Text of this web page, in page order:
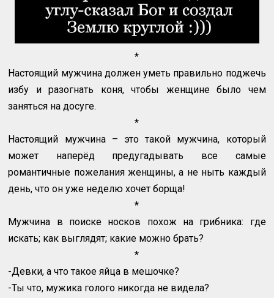
*
Настоящий мужчина должен уметь правильно поджечь
избу и разогнать коня, чтобы женщине было чем
заняться на досуге.
*
Настоящий мужчина – это такой мужчина, который
может наперёд предугадывать все самые
романтичные пожелания женщины, а не ныть каждый
день, что он уже неделю хочет борща!
*
Мужчина в поиске носков похож на грибника: где
искать; как выглядят; какие можно брать?
*
-Девки, а что такое яйца в мешочке?
-Ты что, мужика голого никогда не видела?